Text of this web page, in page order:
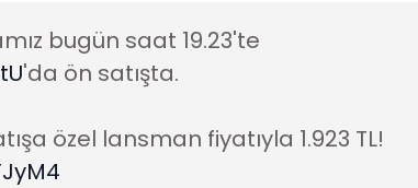
bugün saat 19.23'te
'da ön satışta.
özel lansman fiyatıyla 1.923 TL!